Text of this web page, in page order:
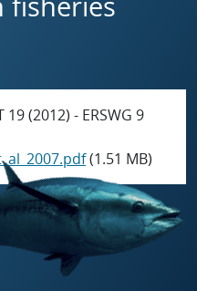
19 (2012) - ERSWG 9
(1.51 MB)